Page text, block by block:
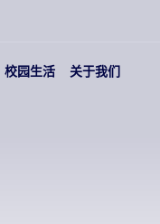
校园生活 关于我们